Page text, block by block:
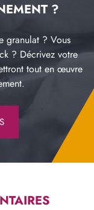
?
granulat ? Vous
? Décrivez votre
tout en œuvre